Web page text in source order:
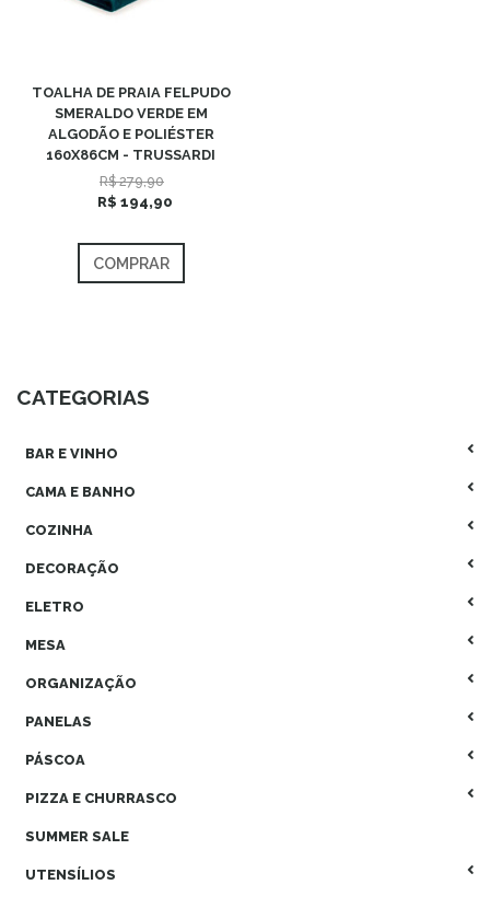
CATEGORIAS
BAR E VINHO
CAMA E BANHO
COZINHA
DECORAÇÃO
ELETRO
MESA
ORGANIZAÇÃO
PANELAS
PÁSCOA
PIZZA E CHURRASCO
SUMMER SALE
UTENSÍLIOS
TOALHA DE PRAIA FELPUDO
SMERALDO VERDE EM
ALGODÃO E POLIÉSTER
160X86CM - TRUSSARDI
R$ 279,90
R$ 194,90
COMPRAR